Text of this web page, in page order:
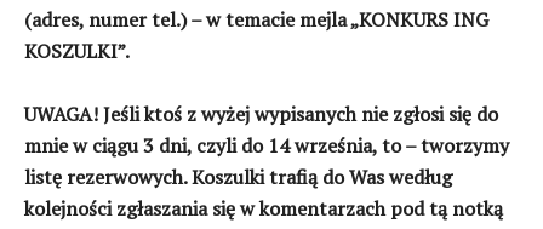
(adres, numer tel.) – w temacie mejla „KONKURS ING
KOSZULKI”.
UWAGA! Jeśli ktoś z wyżej wypisanych nie zgłosi się do
mnie w ciągu 3 dni, czyli do 14 września, to – tworzymy
listę rezerwowych. Koszulki trafią do Was według
kolejności zgłaszania się w komentarzach pod tą notką